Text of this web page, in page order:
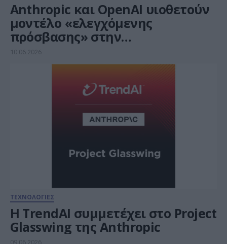
Anthropic και OpenAI υιοθετούν
μοντέλο «ελεγχόμενης
πρόσβασης» στην
κυβερνοασφάλεια
10.06.2026
ΤΕΧΝΟΛΟΓΙΕΣ
Η TrendAI συμμετέχει στο Project
Glasswing της Anthropic
09.06.2026